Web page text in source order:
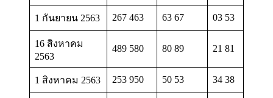
1 กันยายน 2563 267 463 63 67 03 53
16 สิงหาคม
2563
489 580 80 89 21 81
1 สิงหาคม 2563 253 950 50 53 34 38